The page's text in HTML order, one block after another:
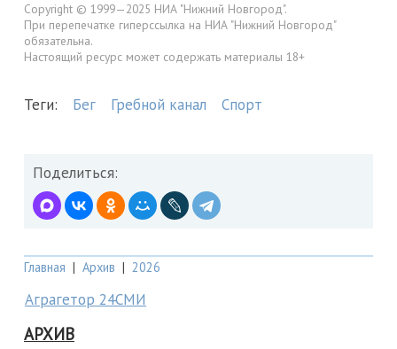
Copyright © 1999—2025 НИА "Нижний Новгород".
При перепечатке гиперссылка на НИА "Нижний Новгород"
обязательна.
Настоящий ресурс может содержать материалы 18+
Теги: Бег Гребной канал Спорт
Поделиться:
Главная | Архив | 2026
Аграгетор 24СМИ
АРХИВ